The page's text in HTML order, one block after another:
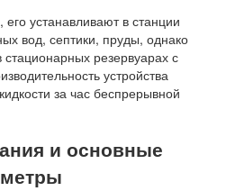
его устанавливают в станции
вод, септики, пруды, однако
резервуарах с
устройства
за час беспрерывной
и основные